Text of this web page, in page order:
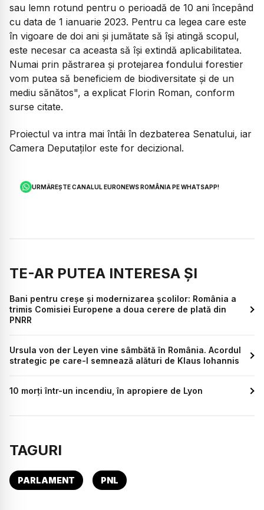
sau lemn rotund pentru o perioadă de 10 ani începând
cu data de 1 ianuarie 2023. Pentru ca legea care este
în vigoare de doi ani şi jumătate să îşi atingă scopul,
este necesar ca aceasta să îşi extindă aplicabilitatea.
Numai prin păstrarea şi protejarea fondului forestier
vom putea să beneficiem de biodiversitate şi de un
mediu sănătos", a explicat Florin Roman, conform
surse citate.
Proiectul va intra mai întâi în dezbaterea Senatului, iar
Camera Deputaţilor este for decizional.
URMĂREȘTE CANALUL EURONEWS ROMÂNIA PE WHATSAPP!
TE-AR PUTEA INTERESA ȘI
Bani pentru creșe și modernizarea școlilor: România a
trimis Comisiei Europene a doua cerere de plată din
PNRR
Ursula von der Leyen vine sâmbătă în România. Acordul
strategic pe care-l semnează alături de Klaus Iohannis
10 morți într-un incendiu, în apropiere de Lyon
TAGURI
PARLAMENT PNL